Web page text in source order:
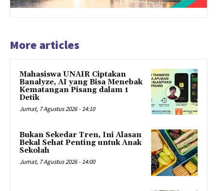
More articles
Mahasiswa UNAIR Ciptakan
Banalyze, AI yang Bisa Menebak
Kematangan Pisang dalam 1
Detik
Jumat, 7 Agustus 2026 - 14:10
Bukan Sekedar Tren, Ini Alasan
Bekal Sehat Penting untuk Anak
Sekolah
Jumat, 7 Agustus 2026 - 14:00